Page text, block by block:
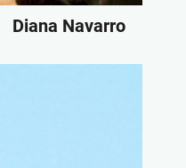
Diana Navarro